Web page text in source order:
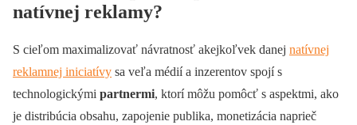
natívnej reklamy?
S cieľom maximalizovať návratnosť akejkoľvek danej natívnej
reklamnej iniciatívy sa veľa médií a inzerentov spojí s
technologickými partnermi, ktorí môžu pomôcť s aspektmi, ako
je distribúcia obsahu, zapojenie publika, monetizácia naprieč